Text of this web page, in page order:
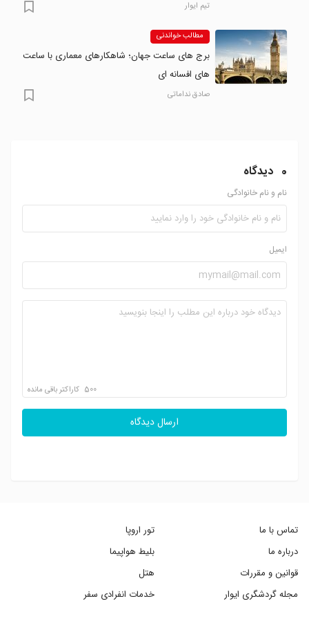
تیم ایوار
مطالب خواندنی
برج های ساعت جهان؛ شاهکارهای معماری با ساعت
های افسانه ای
صادق نداماتی
0 دیدگاه
نام و نام خانوادگی
ایمیل
500 کاراکتر باقی مانده
ارسال دیدگاه
تماس با ما
درباره ما
قوانین و مقررات
مجله گردشگری ایوار
تور اروپا
بلیط هواپیما
هتل
خدمات انفرادی سفر